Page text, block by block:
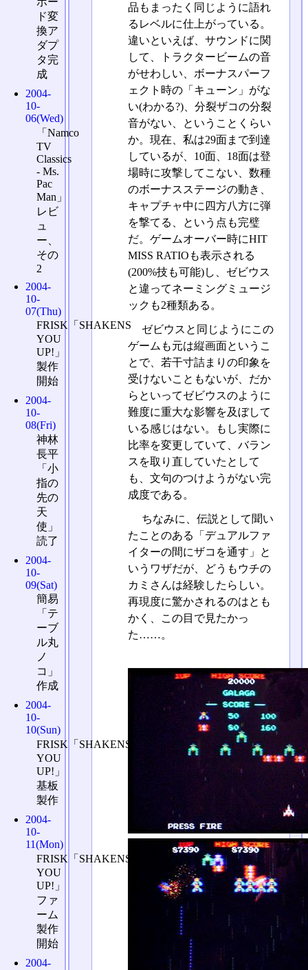
品もまったく同じように語れ
るレベルに仕上がっている。
違いといえば、サウンドに関
して、トラクタービームの音
がせわしい、ボーナスパーフ
ェクト時の「キューン」がな
い(わかる?)、分裂ザコの分裂
音がない、ということくらい
か。現在、私は29面まで到達
しているが、10面、18面は登
場時に攻撃してこない、数種
のボーナスステージの動き、
キャプチャ中に四方八方に弾
を撃てる、という点も完璧
だ。ゲームオーバー時にHIT
MISS RATIOも表示される
(200%技も可能)し、ゼビウス
と違ってネーミングミュージ
ックも2種類ある。
ゼビウスと同じようにこの
ゲームも元は縦画面というこ
とで、若干寸詰まりの印象を
受けないこともないが、だか
らといってゼビウスのように
難度に重大な影響を及ぼして
いる感じはない。もし実際に
比率を変更していて、バラン
スを取り直していたとして
も、文句のつけようがない完
成度である。
ちなみに、伝説として聞い
たことのある「デュアルファ
イターの間にザコを通す」と
いうワザだが、どうもウチの
カミさんは経験したらしい。
再現度に驚かされるのはとも
かく、この目で見たかっ
た……。
ド変
換ア
ダプ
タ完
成
2004-
10-
06(Wed)
「Namco
TV
Classics
- Ms.
Pac
Man」
レビ
ュ
ー、
その
2
2004-
10-
07(Thu)
FRISK「SHAKENS
YOU
UP!」
製作
開始
2004-
10-
08(Fri)
神林
長平
「小
指の
先の
天
使」
読了
2004-
10-
09(Sat)
簡易
「テ
ーブ
ル丸
ノ
コ」
作成
2004-
10-
10(Sun)
FRISK「SHAKENS
YOU
UP!」
基板
製作
2004-
10-
11(Mon)
FRISK「SHAKENS
YOU
UP!」
ファ
ーム
製作
開始
2004-